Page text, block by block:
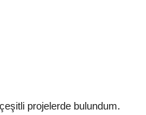
projelerde bulundum.